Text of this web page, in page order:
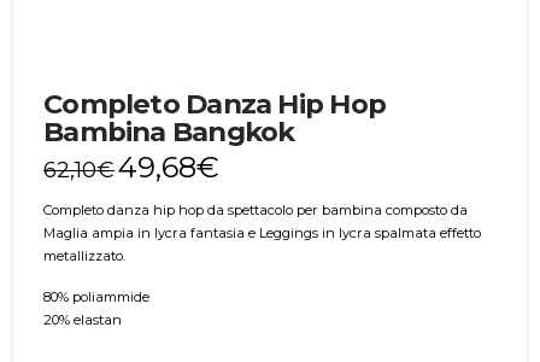
Completo Danza Hip Hop
Bambina Bangkok
62,10€49,68€
Completo danza hip hop da spettacolo per bambina composto da
Maglia ampia in lycra fantasia e Leggings in lycra spalmata effetto
metallizzato.
80% poliammide
20% elastan